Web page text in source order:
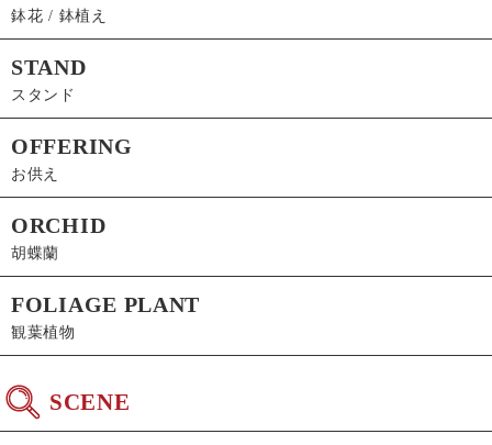
鉢花 / 鉢植え
STAND
スタンド
OFFERING
お供え
ORCHID
胡蝶蘭
FOLIAGE PLANT
観葉植物
SCENE